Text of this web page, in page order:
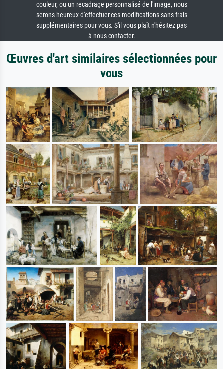
couleur, ou un recadrage personnalisé de l'image, nous
serons heureux d'effectuer ces modifications sans frais
supplémentaires pour vous. S'il vous plaît n'hésitez pas
à nous contacter.
Œuvres d'art similaires sélectionnées pour
vous